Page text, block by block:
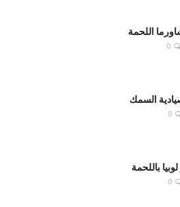
اللحمة
0
السمك
0
باللحمة
0